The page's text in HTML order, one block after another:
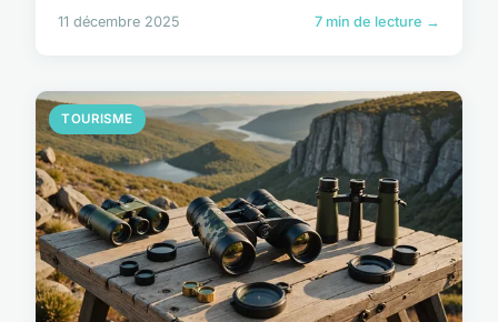
11 décembre 2025 7 min de lecture →
TOURISME